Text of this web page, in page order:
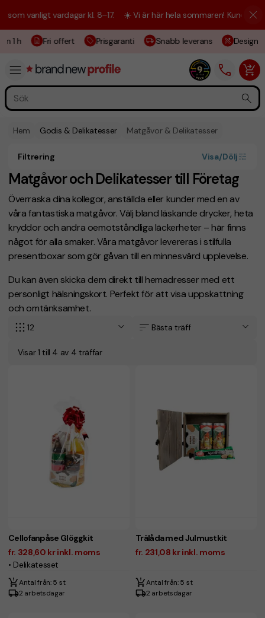
vanligt vardagar kl. 8–17. ☀️ Vi är här hela sommaren!
1 h Fri offert Prisgaranti Snabb leverans
Hem Godis & Delikatesser Matgåvor & Delikatesser
Matgåvor och Delikatesser till Företag
Överraska dina kollegor, anställda eller kunder med en av
våra fantastiska matgåvor. Välj bland läskande drycker, heta
kryddor och andra oemotståndliga läckerheter – här finns
något för alla smaker. Våra matgåvor levereras i stilfulla
presentboxar som gör gåvan till en minnesvärd upplevelse.
Du kan även skicka dem direkt till hemadresser med ett
personligt hälsningskort. Perfekt för att visa uppskattning
och omtänksamhet.
Filtrering Visa/Dölj
Visar 1 till 4 av 4 träffar
12 Bästa träff
Cellofanpåse Glöggkit
fr. 328,60 kr inkl. moms
• Delikatesset
Antal från: 5 st
2 arbetsdagar
Trälåda med Julmustkit
fr. 231,08 kr inkl. moms
Antal från: 5 st
2 arbetsdagar